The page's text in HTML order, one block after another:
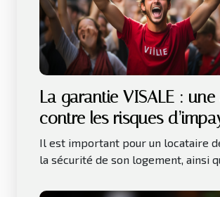
La garantie VISALE : une
contre les risques
loyer
Il est important pour un locataire
la sécurité de son logement, ainsi